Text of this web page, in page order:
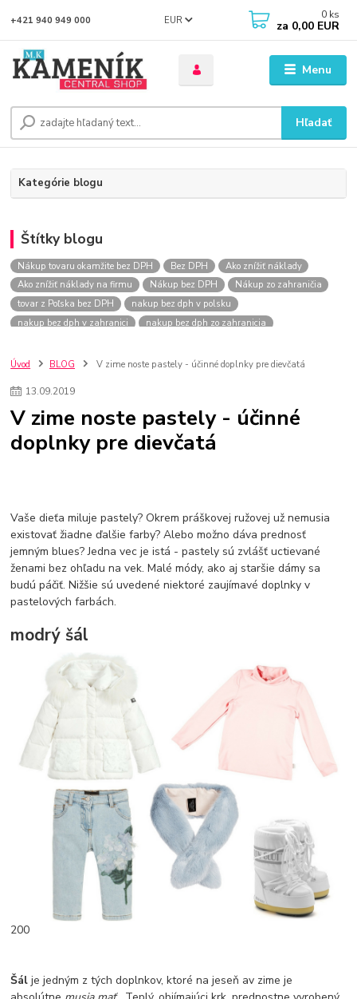
Menu
EUR
Hľadať
+421 940 949 000 0 ks
za 0,00 EUR
Kategórie blogu
Štítky blogu
Nákup tovaru okamžite bez DPH Bez DPH
Ako znížiť náklady
Ako znížiť náklady na firmu
Nákup bez DPH
Nákup zo zahraničia
tovar z Poľska bez DPH
nakup bez dph v polsku
nakup bez dph v zahranici
nakup bez dph zo zahranicia
szco nakup bez dph
Smart hodinky pre deti
Plyšový macovia
Lego Star Wars
Darčeky na Vianoce 2019
Vianočný darček pre dievča do 20€
Darčeky pre dievčatá
Hry pre deti
Skladačky pre deti
L.O.L. Surprise zvieratká
L.O.L. Surprise hračky
L.O.L. Surprise domčeky
L.O.L. Surprise postavičky
L.O.L. Surprise zberateľské figúrky
L.O.L. OMG L.O.L. OMG Bábiky
Úvod BLOG V zime noste pastely - účinné doplnky pre dievčatá
13.09.2019
V zime noste pastely - účinné
doplnky pre dievčatá
Vaše dieťa miluje pastely? Okrem práškovej ružovej už nemusia
existovať žiadne ďalšie farby? Alebo možno dáva prednosť
jemným blues? Jedna vec je istá - pastely sú zvlášť uctievané
ženami bez ohľadu na vek. Malé módy, ako aj staršie dámy sa
budú páčiť. Nižšie sú uvedené niektoré zaujímavé doplnky v
pastelových farbách.
modrý šál
200
Šálje jedným z tých doplnkov, ktoré na jeseň av zime je